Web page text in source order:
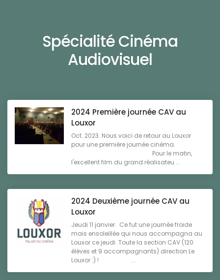
Spécialité Cinéma
Audiovisuel
2024 Première journée CAV au
Louxor
Oct. 2023. Nous voici de retour au Louxor
pour une première journée cinéma.
Pour le matin,
l'excellent film du grand réalisateu ...
2024 Deuxième journée CAV au
Louxor
Jeudi 11 janvier. Ce fut une journée froide
mais ensoleillée qui nous accompagna au
Louxor ce jeudi. Toute la section CAV (120
élèves et 9 accompagnants) direction Le
Louxor :) ! ...